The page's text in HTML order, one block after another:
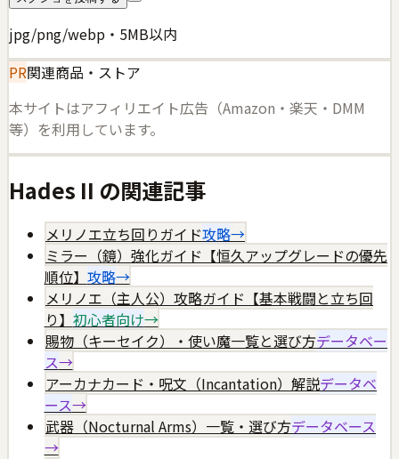
jpg/png/webp・5MB以内
PR関連商品・ストア
本サイトはアフィリエイト広告（Amazon・楽天・DMM
等）を利用しています。
Hades II の関連記事
メリノエ立ち回りガイド攻略→
ミラー（鏡）強化ガイド【恒久アップグレードの優先
順位】 攻略→
メリノエ（主人公）攻略ガイド【基本戦闘と立ち回
り】 初心者向け→
賜物（キーセイク）・使い魔一覧と選び方データベー
ス→
アーカナカード・呪文（Incantation）解説データベ
ース→
武器（Nocturnal Arms）一覧・選び方データベース
→